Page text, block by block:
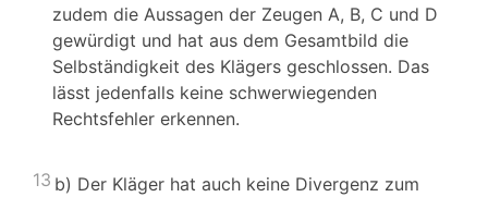
zudem die Aussagen der Zeugen A, B, C und D
gewürdigt und hat aus dem Gesamtbild die
Selbständigkeit des Klägers geschlossen. Das
lässt jedenfalls keine schwerwiegenden
Rechtsfehler erkennen.
13 b) Der Kläger hat auch keine Divergenz zum